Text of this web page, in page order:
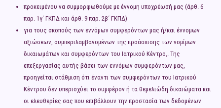
προκειμένου να συμμορφωθούμε με έννομη υποχρέωσή μας (άρθ. 6
παρ. 1γ΄ ΓΚΠΔ και άρθ. 9 παρ. 2β΄ ΓΚΠΔ)
για τους σκοπούς των εννόμων συμφερόντων μας ή/και έννομων
αξιώσεων, συμπεριλαμβανομένων της προάσπισης των νομίμων
δικαιωμάτων και συμφερόντων του Ιατρικού Κέντρο,. Της
επεξεργασίας αυτής βάσει των εννόμων συμφερόντων μας,
προηγείται στάθμιση ότι έναντι των συμφερόντων του Ιατρικού
Κέντρου δεν υπερισχύει το συμφέρον ή τα θεμελιώδη δικαιώματα και
οι ελευθερίες σας που επιβάλλουν την προστασία των δεδομένων